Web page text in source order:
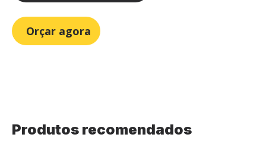
Orçar agora
Produtos recomendados